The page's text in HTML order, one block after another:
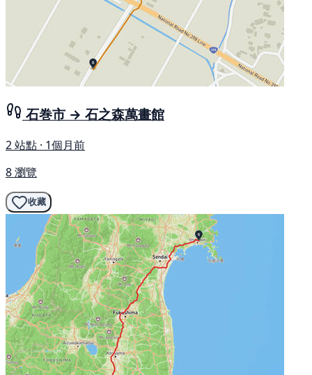
石巻市 → 石之森萬畫館
2 站點 · 1個月前
8 瀏覽
收藏